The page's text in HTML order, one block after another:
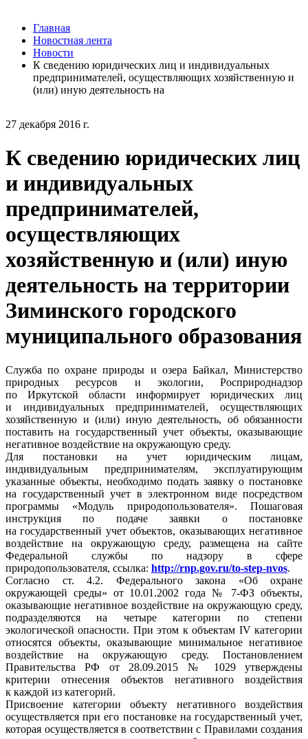
27 декабря 2016 г.
К сведению юридических лиц
и индивидуальных
предпринимателей,
осуществляющих
хозяйственную и (или) иную
деятельность на территории
Зиминского городского
муниципального образования
Служба по охране природы и озера Байкал, Министерство
природных ресурсов и экологии, Росприроднадзор
по Иркутской области информирует юридических лиц
и индивидуальных предпринимателей, осуществляющих
хозяйственную и (или) иную деятельность, об обязанности
поставить на государственный учет объекты, оказывающие
негативное воздействие на окружающую среду.
Для постановки на учет юридическим лицам,
индивидуальным предпринимателям, эксплуатирующим
указанные объекты, необходимо подать заявку о постановке
на государственный учет в электронном виде посредством
программы «Модуль природопользователя». Пошаговая
инструкция по подаче заявки о постановке
на государственный учет объектов, оказывающих негативное
воздействие на окружающую среду, размещена на сайте
Федеральной службы по надзору в сфере
природопользователя, ссылка: http://rnp.gov.ru/to-step-nvos.
Согласно ст. 4.2. Федерального закона «Об охране
окружающей среды» от 10.01.2002 года № 7-ФЗ объекты,
оказывающие негативное воздействие на окружающую среду,
подразделяются на четыре категории по степени
экологической опасности. При этом к объектам IV категории
относятся объекты, оказывающие минимальное негативное
воздействие на окружающую среду. Постановлением
Правительства РФ от 28.09.2015 № 1029 утверждены
критерии отнесения объектов негативного воздействия
к каждой из категорий.
Присвоение категории объекту негативного воздействия
осуществляется при его постановке на государственный учет,
которая осуществляется в соответствии с Правилами создания
Главная
Новостная лента
Новости
К сведению юридических лиц и индивидуальных
предпринимателей, осуществляющих хозяйственную и
(или) иную деятельность на